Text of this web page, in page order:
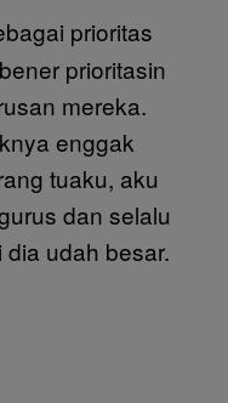
prioritas
prioritasin
mereka.
enggak
tuaku, aku
dan selalu
udah besar.